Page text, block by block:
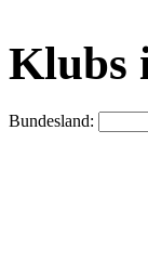
Klubs
Bundesland: